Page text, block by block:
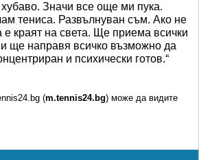
Значи все още ми пука.
тениса. Развълнуван съм. Ако не
краят на света. Ще приема всички
и ще направя всичко възможно да
и психически готов.“
(m.tennis24.bg) може да видите